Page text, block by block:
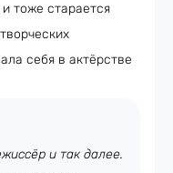
тоже старается
себя в актёрстве
и так далее.